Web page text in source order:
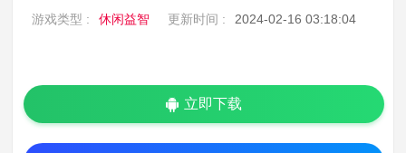
游戏类型 : 休闲益智 更新时间 : 2024-02-16 03:18:04
立即下载